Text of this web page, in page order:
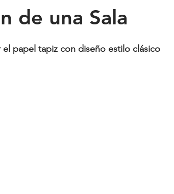
de una Sala
papel tapiz con diseño estilo clásico